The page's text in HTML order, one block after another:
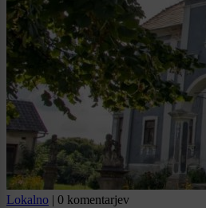
Lokalno | 0 komentarjev